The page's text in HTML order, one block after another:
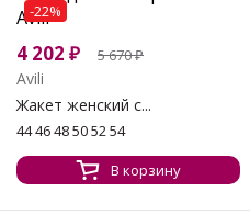
-22%
4 202 ₽ 5 670₽
Avili
Жакет женский с...
44 46 48 50 52 54
В корзину